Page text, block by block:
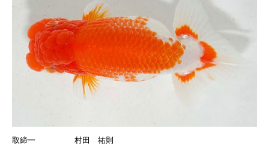
取締一 村田 祐則